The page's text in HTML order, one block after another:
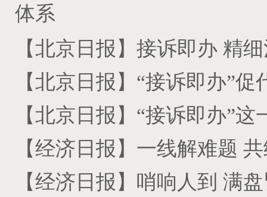
体系
【北京日报】接诉即办 精
【北京日报】“接诉即办”
【北京日报】“接诉即办”这
【经济日报】一线解难题
【经济日报】哨响人到 满